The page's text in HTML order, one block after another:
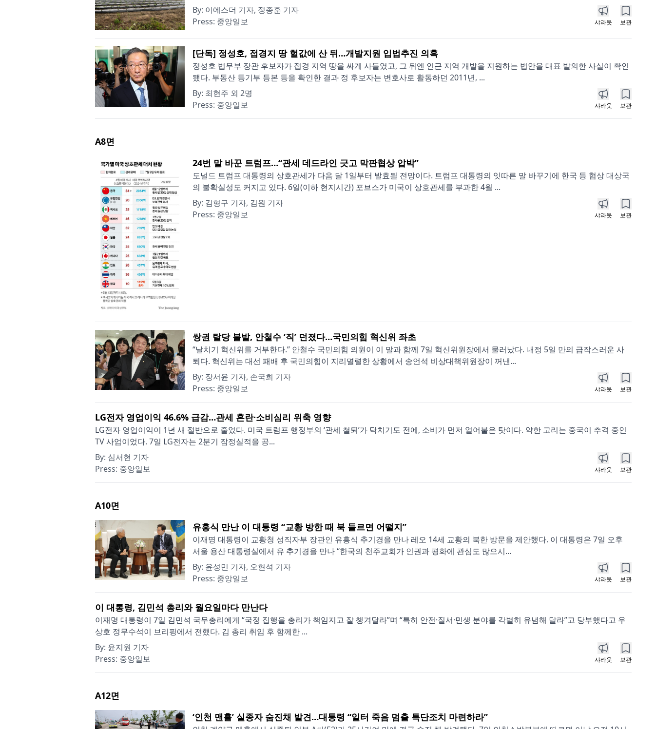
By: 이에스더 기자, 정종훈 기자
Press: 중앙일보 샤라웃 보관
[단독] 정성호, 접경지 땅 헐값에 산 뒤…개발지원 입법추진 의혹
정성호 법무부 장관 후보자가 접경 지역 땅을 싸게 사들였고, 그 뒤엔 인근 지역 개발을 지원하는 법안을 대표 발의한 사실이 확인
됐다. 부동산 등기부 등본 등을 확인한 결과 정 후보자는 변호사로 활동하던 2011년, ...
By: 최현주 외 2명
Press: 중앙일보 샤라웃 보관
A8면
24번 말 바꾼 트럼프…“관세 데드라인 긋고 막판협상 압박”
도널드 트럼프 대통령의 상호관세가 다음 달 1일부터 발효될 전망이다. 트럼프 대통령의 잇따른 말 바꾸기에 한국 등 협상 대상국
의 불확실성도 커지고 있다. 6일(이하 현지시간) 포브스가 미국이 상호관세를 부과한 4월 ...
By: 김형구 기자, 김원 기자
Press: 중앙일보 샤라웃 보관
쌍권 탈당 불발, 안철수 ‘직’ 던졌다…국민의힘 혁신위 좌초
“날치기 혁신위를 거부한다.” 안철수 국민의힘 의원이 이 말과 함께 7일 혁신위원장에서 물러났다. 내정 5일 만의 급작스러운 사
퇴다. 혁신위는 대선 패배 후 국민의힘이 지리멸렬한 상황에서 송언석 비상대책위원장이 꺼낸...
By: 장서윤 기자, 손국희 기자
Press: 중앙일보 샤라웃 보관
LG전자 영업이익 46.6% 급감…관세 혼란·소비심리 위축 영향
LG전자 영업이익이 1년 새 절반으로 줄었다. 미국 트럼프 행정부의 ‘관세 철퇴’가 닥치기도 전에, 소비가 먼저 얼어붙은 탓이다. 약한 고리는 중국이 추격 중인
TV 사업이었다. 7일 LG전자는 2분기 잠정실적을 공...
By: 심서현 기자
Press: 중앙일보 샤라웃 보관
A10면
유흥식 만난 이 대통령 “교황 방한 때 북 들르면 어떨지”
이재명 대통령이 교황청 성직자부 장관인 유흥식 추기경을 만나 레오 14세 교황의 북한 방문을 제안했다. 이 대통령은 7일 오후
서울 용산 대통령실에서 유 추기경을 만나 “한국의 천주교회가 인권과 평화에 관심도 많으시...
By: 윤성민 기자, 오현석 기자
Press: 중앙일보 샤라웃 보관
이 대통령, 김민석 총리와 월요일마다 만난다
이재명 대통령이 7일 김민석 국무총리에게 “국정 집행을 총리가 책임지고 잘 챙겨달라”며 “특히 안전·질서·민생 분야를 각별히 유념해 달라”고 당부했다고 우
상호 정무수석이 브리핑에서 전했다. 김 총리 취임 후 함께한 ...
By: 윤지원 기자
Press: 중앙일보 샤라웃 보관
A12면
‘인천 맨홀’ 실종자 숨진채 발견…대통령 “일터 죽음 멈출 특단조치 마련하라”